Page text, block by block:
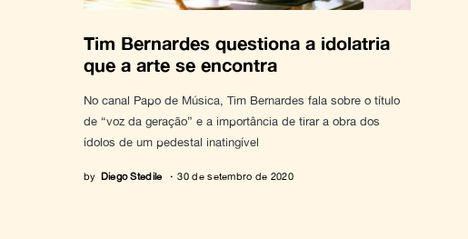
Tim Bernardes questiona a idolatria
que a arte se encontra
No canal Papo de Música, Tim Bernardes fala sobre o título
de “voz da geração” e a importância de tirar a obra dos
ídolos de um pedestal inatingível
by Diego Stedile 30 de setembro de 2020